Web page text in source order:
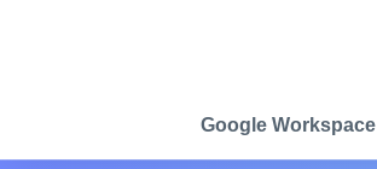
Google Workspace